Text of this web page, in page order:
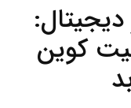
کوین